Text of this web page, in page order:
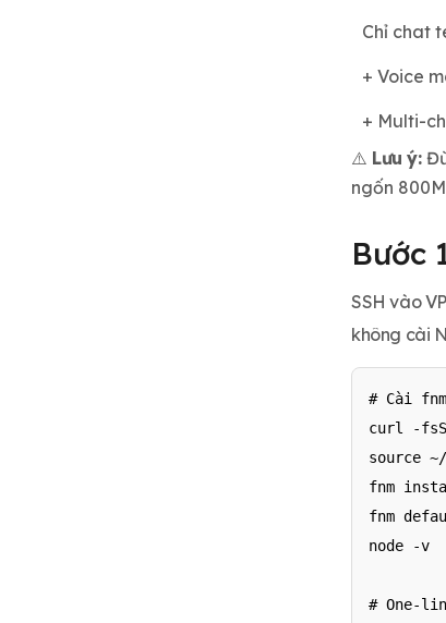
Chỉ chat
+ Voice
+ Multi-
⚠️ Lưu ý:
ngốn
Bước
SSH vào
không cài
# Cài fnm
curl -
source
fnm
fnm
node -v
# One-